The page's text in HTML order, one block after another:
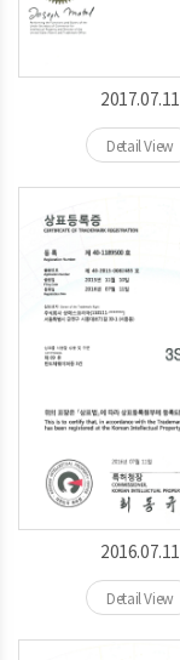
2017.07.11
Detail View
2016.07.11
Detail View